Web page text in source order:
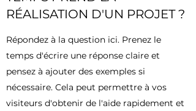
RÉALISATION D'UN PROJET ?
Répondez à la question ici. Prenez le
temps d'écrire une réponse claire et
pensez à ajouter des exemples si
nécessaire. Cela peut permettre à vos
visiteurs d'obtenir de l'aide rapidement et